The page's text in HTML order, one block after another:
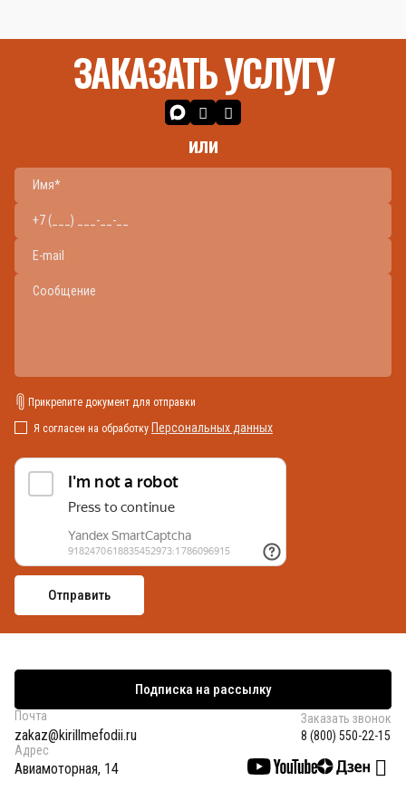
ЗАКАЗАТЬ УСЛУГУ
или
Прикрепите документ для отправки
Я согласен на обработку Персональных данных
Подписка на рассылку
Почта
zakaz@kirillmefodii.ru
Заказать звонок
8 (800) 550-22-15
Адрес
Авиамоторная, 14